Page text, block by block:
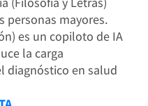
personas mayores.
es un copiloto de IA
la carga
diagnóstico en salud